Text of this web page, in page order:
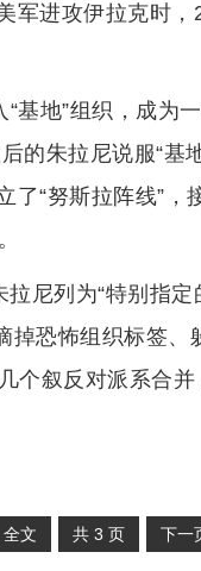
军进攻伊拉克时
基地”组织，成为
的朱拉尼说服“基
“努斯拉阵线”，
尼列为“特别指
恐怖组织标签、
叙反对派系合并
全文 共 3 页 下一